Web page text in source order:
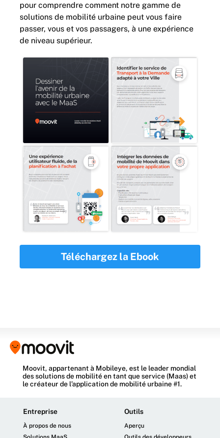
pour comprendre comment notre gamme de
solutions de mobilité urbaine peut vous faire
passer, vous et vos passagers, à une expérience
de niveau supérieur.
Téléchargez la Ebook
Moovit, appartenant à Mobileye, est le leader mondial
des solutions de mobilité en tant que service (Maas) et
le créateur de l’application de mobilité urbaine #1.
Entreprise
À propos de nous
Outils
Aperçu